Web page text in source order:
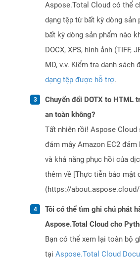
Aspose.Total Cloud có thể
dạng tệp từ bất kỳ dòng sản
bất kỳ dòng sản phẩm nào
DOCX, XPS, hình ảnh (TIFF,
MD, v.v. Kiểm tra danh sách
dạng tệp được hỗ trợ.
Chuyển đổi DOTX to HTML
an toàn không?
Tất nhiên rồi! Aspose Cloud
đám mây Amazon EC2
và khả năng phục hồi của
thêm về [Thực tiễn bảo mật
(https://
Tôi có thể tìm ghi chú phát
Aspose.Total Cloud cho
Bạn có thể xem lại toàn bộ
tại Aspose.Total Cloud